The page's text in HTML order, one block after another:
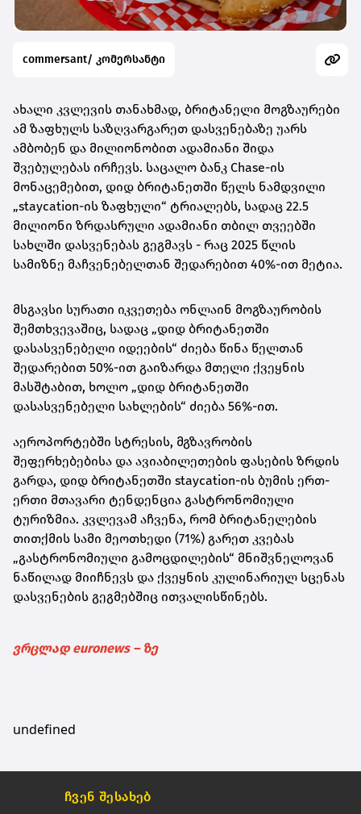
commersant/ კომერსანტი
ახალი კვლევის თანახმად, ბრიტანელი მოგზაურები
ამ ზაფხულს საზღვარგარეთ დასვენებაზე უარს
ამბობენ და მილიონობით ადამიანი შიდა
შვებულებას ირჩევს. საცალო ბანკ Chase-ის
მონაცემებით, დიდ ბრიტანეთში წელს ნამდვილი
„staycation-ის ზაფხული“ ტრიალებს, სადაც 22.5
მილიონი ზრდასრული ადამიანი თბილ თვეებში
სახლში დასვენებას გეგმავს - რაც 2025 წლის
სამიზნე მაჩვენებელთან შედარებით 40%-ით მეტია.
მსგავსი სურათი იკვეთება ონლაინ მოგზაურობის
შემთხვევაშიც, სადაც „დიდ ბრიტანეთში
დასასვენებელი იდეების“ ძიება წინა წელთან
შედარებით 50%-ით გაიზარდა მთელი ქვეყნის
მასშტაბით, ხოლო „დიდ ბრიტანეთში
დასასვენებელი სახლების“ ძიება 56%-ით.
აეროპორტებში სტრესის, მგზავრობის
შეფერხებებისა და ავიაბილეთების ფასების ზრდის
გარდა, დიდ ბრიტანეთში staycation-ის ბუმის ერთ-
ერთი მთავარი ტენდენცია გასტრონომიული
ტურიზმია. კვლევამ აჩვენა, რომ ბრიტანელების
თითქმის სამი მეოთხედი (71%) გარეთ კვებას
„გასტრონომიული გამოცდილების“ მნიშვნელოვან
ნაწილად მიიჩნევს და ქვეყნის კულინარიულ სცენას
დასვენების გეგმებშიც ითვალისწინებს.
ვრცლად euronews – ზე
undefined
ჩვენ შესახებ